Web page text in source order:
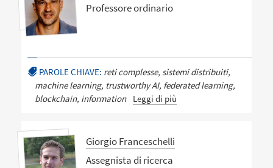
Professore ordinario
PAROLE CHIAVE: reti complesse, sistemi distribuiti,
machine learning, trustworthy AI, federated learning,
blockchain, information
Leggi di più
Giorgio Franceschelli
Assegnista di ricerca